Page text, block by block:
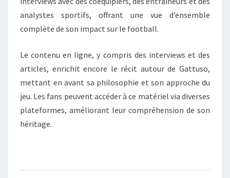
analystes sportifs, offrant une vue d’ensemble
complète de son impact sur le football.
Le contenu en ligne, y compris des interviews et des
articles, enrichit encore le récit autour de Gattuso,
mettant en avant sa philosophie et son approche du
jeu. Les fans peuvent accéder à ce matériel via diverses
plateformes, améliorant leur compréhension de son
héritage.